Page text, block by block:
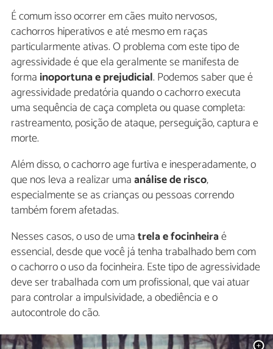
É comum isso ocorrer em cães muito nervosos,
cachorros hiperativos e até mesmo em raças
particularmente ativas. O problema com este tipo de
agressividade é que ela geralmente se manifesta de
forma inoportuna e prejudicial. Podemos saber que é
agressividade predatória quando o cachorro executa
uma sequência de caça completa ou quase completa:
rastreamento, posição de ataque, perseguição, captura e
morte.
Além disso, o cachorro age furtiva e inesperadamente, o
que nos leva a realizar umaanálise de risco,
especialmente se as crianças ou pessoas correndo
também forem afetadas.
Nesses casos, o uso de umatrela e focinheiraé
essencial, desde que você já tenha trabalhado bem com
o cachorro o uso da focinheira. Este tipo de agressividade
deve ser trabalhada com um profissional, que vai atuar
para controlar a impulsividade, a obediência e o
autocontrole do cão.